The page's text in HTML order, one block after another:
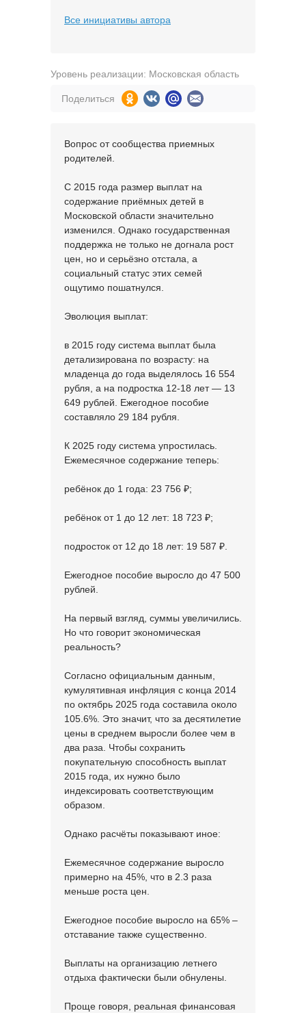
Все инициативы автора
Уровень реализации: Московская область
Поделиться
Вопрос от сообщества приемных
родителей.
С 2015 года размер выплат на
содержание приёмных детей в
Московской области значительно
изменился. Однако государственная
поддержка не только не догнала рост
цен, но и серьёзно отстала, а
социальный статус этих семей
ощутимо пошатнулся.
Эволюция выплат:
в 2015 году система выплат была
детализирована по возрасту: на
младенца до года выделялось 16 554
рубля, а на подростка 12-18 лет — 13
649 рублей. Ежегодное пособие
составляло 29 184 рубля.
К 2025 году система упростилась.
Ежемесячное содержание теперь:
ребёнок до 1 года: 23 756 ₽;
ребёнок от 1 до 12 лет: 18 723 ₽;
подросток от 12 до 18 лет: 19 587 ₽.
Ежегодное пособие выросло до 47 500
рублей.
На первый взгляд, суммы увеличились.
Но что говорит экономическая
реальность?
Согласно официальным данным,
кумулятивная инфляция с конца 2014
по октябрь 2025 года составила около
105.6%. Это значит, что за десятилетие
цены в среднем выросли более чем в
два раза. Чтобы сохранить
покупательную способность выплат
2015 года, их нужно было
индексировать соответствующим
образом.
Однако расчёты показывают иное:
Ежемесячное содержание выросло
примерно на 45%, что в 2.3 раза
меньше роста цен.
Ежегодное пособие выросло на 65% –
отставание также существенно.
Выплаты на организацию летнего
отдыха фактически были обнулены.
Проще говоря, реальная финансовая